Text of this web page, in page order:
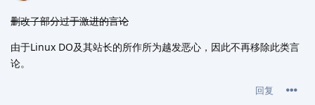
删改了部分过于激进的言论
由于Linux DO及其站长的所作所为越发恶心，因此不再移除此类言
论。
回复